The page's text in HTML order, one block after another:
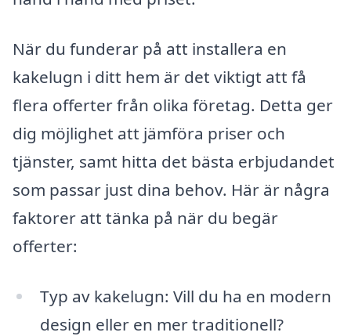
När du funderar på att installera en
kakelugn i ditt hem är det viktigt att få
flera offerter från olika företag. Detta ger
dig möjlighet att jämföra priser och
tjänster, samt hitta det bästa erbjudandet
som passar just dina behov. Här är några
faktorer att tänka på när du begär
offerter:
Typ av kakelugn: Vill du ha en modern
design eller en mer traditionell?